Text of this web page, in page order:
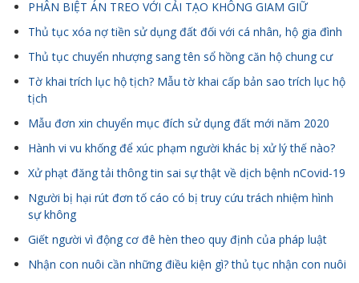
PHÂN BIỆT ÁN TREO VỚI CẢI TẠO KHÔNG GIAM GIỮ
Thủ tục xóa nợ tiền sử dụng đất đối với cá nhân, hộ gia đình
Thủ tục chuyển nhượng sang tên sổ hồng căn hộ chung cư
Tờ khai trích lục hộ tịch? Mẫu tờ khai cấp bản sao trích lục hộ
tịch
Mẫu đơn xin chuyển mục đích sử dụng đất mới năm 2020
Hành vi vu khống để xúc phạm người khác bị xử lý thế nào?
Xử phạt đăng tải thông tin sai sự thật về dịch bệnh nCovid-19
Người bị hại rút đơn tố cáo có bị truy cứu trách nhiệm hình
sự không
Giết người vì động cơ đê hèn theo quy định của pháp luật
Nhận con nuôi cần những điều kiện gì? thủ tục nhận con nuôi